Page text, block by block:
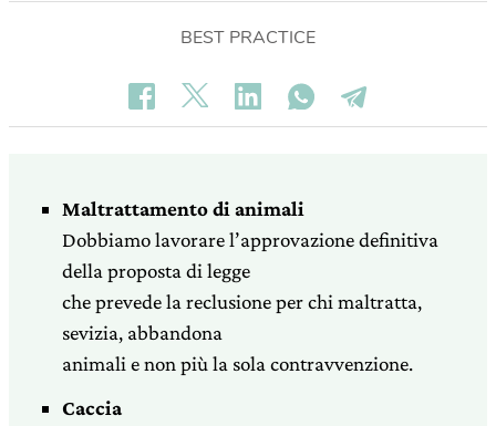
BEST PRACTICE
Maltrattamento di animali
Dobbiamo lavorare l’approvazione definitiva
della proposta di legge
che prevede la reclusione per chi maltratta,
sevizia, abbandona
animali e non più la sola contravvenzione.
Caccia